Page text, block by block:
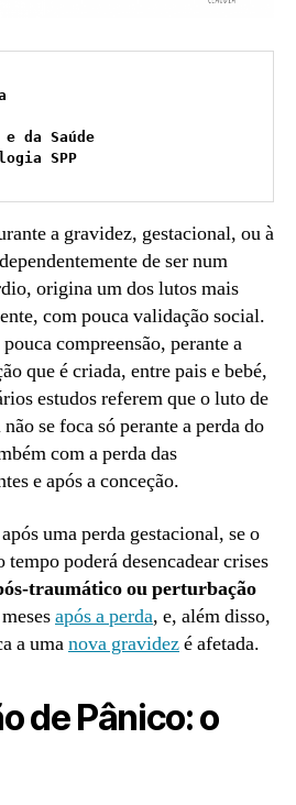
da Saúde
SPP
a gravidez, gestacional, ou à
de ser num
origina um dos lutos mais
com pouca validação social.
compreensão, perante a
que é criada, entre pais e bebé,
estudos referem que o luto de
se foca só perante a perda do
com a perda das
e após a conceção.
uma perda gestacional, se o
poderá desencadear crises
traumático ou perturbação
após a perda, e, além disso,
a umanova gravidezé afetada.
de Pânico: o